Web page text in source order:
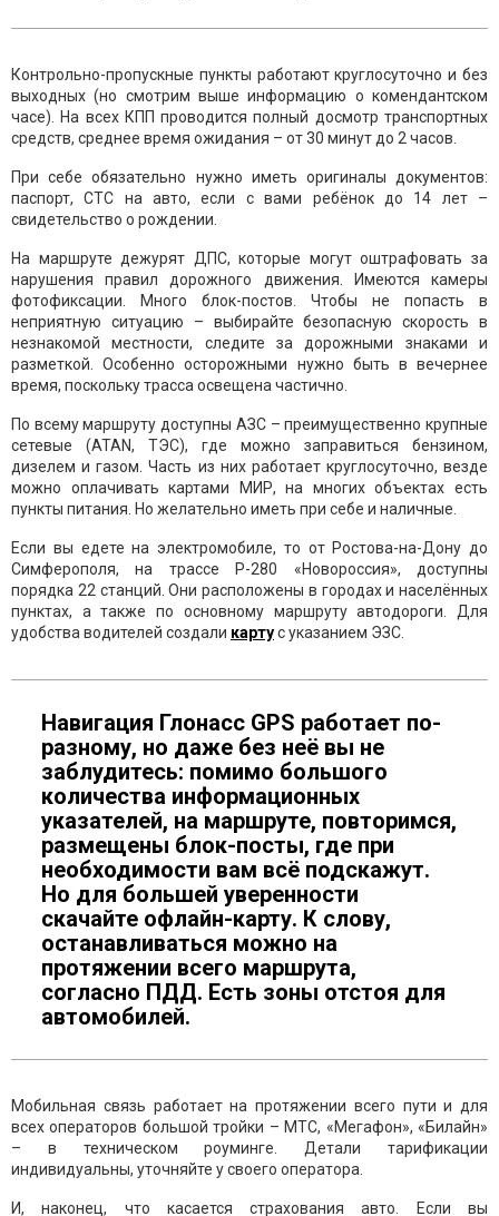
Контрольно-пропускные пункты работают круглосуточно и без
выходных (но смотрим выше информацию о комендантском
часе). На всех КПП проводится полный досмотр транспортных
средств, среднее время ожидания – от 30 минут до 2 часов.
При себе обязательно нужно иметь оригиналы документов:
паспорт, СТС на авто, если с вами ребёнок до 14 лет –
свидетельство о рождении.
На маршруте дежурят ДПС, которые могут оштрафовать за
нарушения правил дорожного движения. Имеются камеры
фотофиксации. Много блок-постов. Чтобы не попасть в
неприятную ситуацию – выбирайте безопасную скорость в
незнакомой местности, следите за дорожными знаками и
разметкой. Особенно осторожными нужно быть в вечернее
время, поскольку трасса освещена частично.
По всему маршруту доступны АЗС – преимущественно крупные
сетевые (ATAN, ТЭС), где можно заправиться бензином,
дизелем и газом. Часть из них работает круглосуточно, везде
можно оплачивать картами МИР, на многих объектах есть
пункты питания. Но желательно иметь при себе и наличные.
Если вы едете на электромобиле, то от Ростова-на-Дону до
Симферополя, на трассе Р-280 «Новороссия», доступны
порядка 22 станций. Они расположены в городах и населённых
пунктах, а также по основному маршруту автодороги. Для
удобства водителей создали картус указанием ЭЗС.
Навигация Глонасс GPS работает по-
разному, но даже без неё вы не
заблудитесь: помимо большого
количества информационных
указателей, на маршруте, повторимся,
размещены блок-посты, где при
необходимости вам всё подскажут.
Но для большей уверенности
скачайте офлайн-карту. К слову,
останавливаться можно на
протяжении всего маршрута,
согласно ПДД. Есть зоны отстоя для
автомобилей.
Мобильная связь работает на протяжении всего пути и для
всех операторов большой тройки – МТС, «Мегафон», «Билайн»
– в техническом роуминге. Детали тарификации
индивидуальны, уточняйте у своего оператора.
И, наконец, что касается страхования авто. Если вы